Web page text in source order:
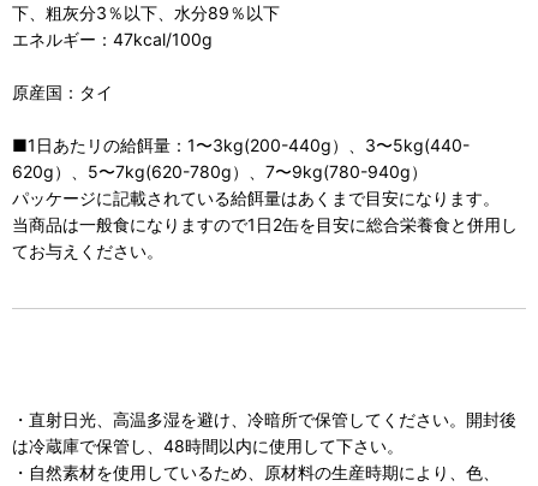
下、粗灰分3％以下、水分89％以下
エネルギー：47kcal/100g
原産国：タイ
■1日あたリの給餌量：1〜3kg(200-440g）、3〜5kg(440-
620g）、5〜7kg(620-780g）、7〜9kg(780-940g）
パッケージに記載されている給餌量はあくまで目安になります。
当商品は一般食になりますので1日2缶を目安に総合栄養食と併用し
てお与えください。
・直射日光、高温多湿を避け、冷暗所で保管してください。開封後
は冷蔵庫で保管し、48時間以内に使用して下さい。
・自然素材を使用しているため、原材料の生産時期により、色、